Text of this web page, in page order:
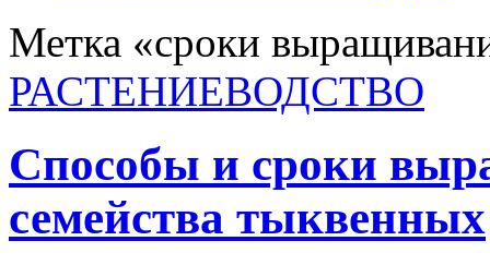
Метка «сроки
РАСТЕНИЕВОДСТВО
Способы и сроки
семейства тыквенных